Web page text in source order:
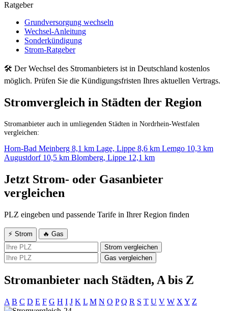
Ratgeber
Grundversorgung wechseln
Wechsel-Anleitung
Sonderkündigung
Strom-Ratgeber
🛠 Der Wechsel des Stromanbieters ist in Deutschland kostenlos
möglich. Prüfen Sie die Kündigungsfristen Ihres aktuellen Vertrags.
Stromvergleich in Städten der Region
Stromanbieter auch in umliegenden Städten in Nordrhein-Westfalen
vergleichen:
Horn-Bad Meinberg 8,1 km Lage, Lippe 8,6 km Lemgo 10,3 km
Augustdorf 10,5 km Blomberg, Lippe 12,1 km
Jetzt Strom- oder Gasanbieter
vergleichen
PLZ eingeben und passende Tarife in Ihrer Region finden
⚡ Strom
🔥 Gas
Strom vergleichen
Gas vergleichen
Stromanbieter nach Städten, A bis Z
A B C D E F G H I J K L M N O P Q R S T U V W X Y Z